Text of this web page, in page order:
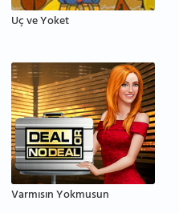
Uç ve Yoket
Varmısın Yokmusun